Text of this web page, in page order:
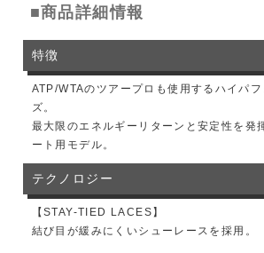
■商品詳細情報
特徴
ATP/WTAのツアープロも使用するハイパ
ズ。
最大限のエネルギーリターンと安定性を発
ート用モデル。
テクノロジー
【STAY-TIED LACES】
結び目が緩みにくいシューレースを採用。